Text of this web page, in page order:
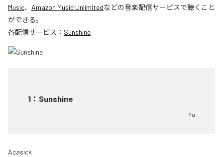
Music、 Amazon Music Unlimitedなどの音楽配信サービスで聴くこと
ができる。
各配信サービス： Sunshine
1 ： Sunshine
Yu
Acasick